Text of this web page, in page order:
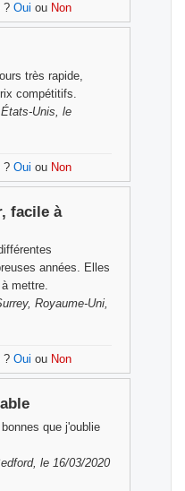
? Oui ou Non
très rapide,
compétitifs.
Unis, le
? Oui ou Non
facile à
années. Elles
mettre.
Royaume-Uni,
? Oui ou Non
que j'oublie
le 16/03/2020